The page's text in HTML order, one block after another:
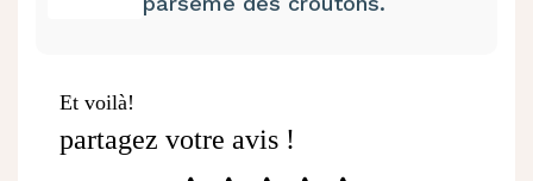
Et voilà!
partagez votre avis !